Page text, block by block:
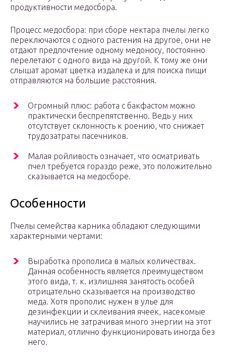
продуктивности медосбора.
Процесс медосбора: при сборе нектара пчелы легко
переключаются с одного растения на другое, они не
отдают предпочтение одному медоносу, постоянно
перелетают с одного вида на другой. К тому же они
слышат аромат цветка издалека и для поиска пищи
отправляются на большие расстояния.
Огромный плюс: работа с бакфастом можно
практически беспрепятственно. Ведь у них
отсутствует склонность к роению, что снижает
трудозатраты пасечников.
Малая ройливость означает, что осматривать
пчел требуется гораздо реже, это положительно
сказывается на медосборе.
Особенности
Пчелы семейства карника обладают следующими
характерными чертами:
Выработка прополиса в малых количествах.
Данная особенность является преимуществом
этого вида, т. к. излишняя занятость особей
отрицательно сказывается на производство
меда. Хотя прополис нужен в улье для
дезинфекции и склеивания ячеек, насекомые
научились не затрачивая много энергии на этот
материал, отлично функционировать иногда без
него.